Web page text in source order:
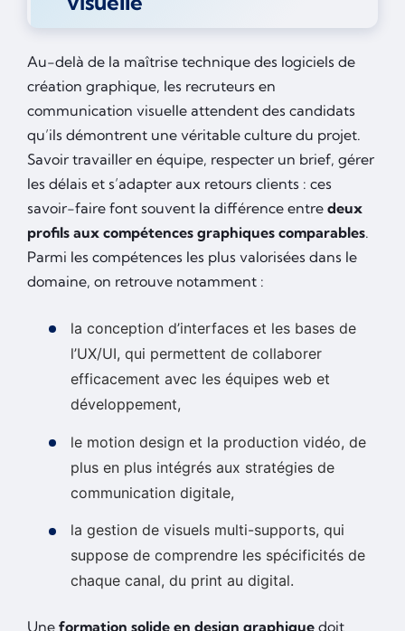
Au-delà de la maîtrise technique des logiciels de
création graphique, les recruteurs en
communication visuelle attendent des candidats
qu’ils démontrent une véritable culture du projet.
Savoir travailler en équipe, respecter un brief, gérer
les délais et s’adapter aux retours clients : ces
savoir-faire font souvent la différence entre deux
profils aux compétences graphiques comparables.
Parmi les compétences les plus valorisées dans le
domaine, on retrouve notamment :
la conception d’interfaces et les bases de
l’UX/UI, qui permettent de collaborer
efficacement avec les équipes web et
développement,
le motion design et la production vidéo, de
plus en plus intégrés aux stratégies de
communication digitale,
la gestion de visuels multi-supports, qui
suppose de comprendre les spécificités de
chaque canal, du print au digital.
Une formation solide en design graphique doit